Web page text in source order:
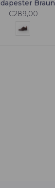
Braun
€289,00